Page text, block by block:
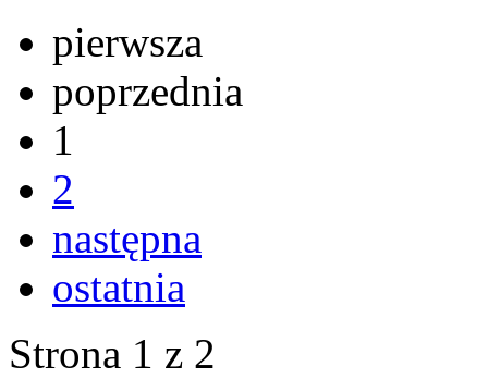
pierwsza
poprzednia
1
2
następna
ostatnia
Strona 1 z 2